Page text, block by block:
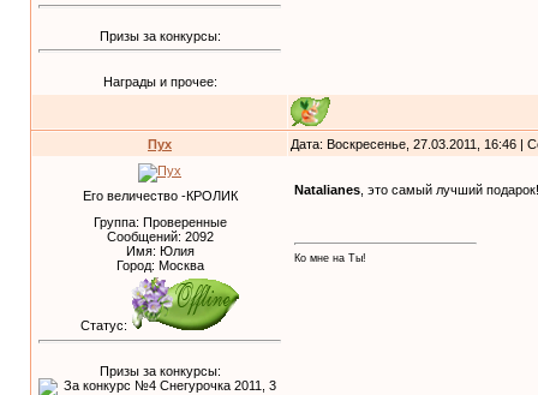
Призы за конкурсы:
Награды и прочее:
Пух Дата: Воскресенье, 27.03.2011, 16:46 |
Его величество -КРОЛИК
Группа: Проверенные
Сообщений: 2092
Имя: Юлия
Город: Москва
Статус:
Призы за конкурсы:
Natalianes , это самый лучший
Ко мне на Ты!